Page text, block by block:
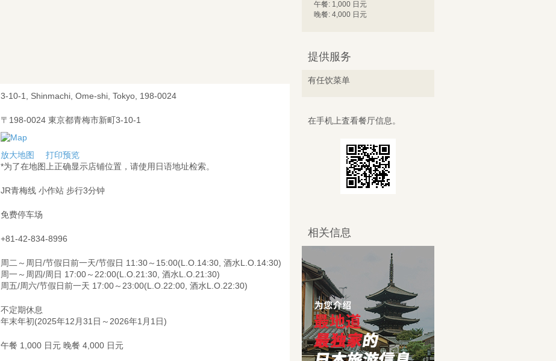
3-10-1, Shinmachi, Ome-shi, Tokyo, 198-0024
〒198-0024 東京都青梅市新町3-10-1
放大地图
打印预览
*为了在地图上正确显示店铺位置，请使用日语地址检索。
JR青梅线 小作站 步行3分钟
免费停车场
+81-42-834-8996
周二～周日/节假日前一天/节假日 11:30～15:00(L.O.14:30, 酒水L.O.14:30)
周一～周四/周日 17:00～22:00(L.O.21:30, 酒水L.O.21:30)
周五/周六/节假日前一天 17:00～23:00(L.O.22:00, 酒水L.O.22:30)
不定期休息
年末年初(2025年12月31日～2026年1月1日)
午餐 1,000 日元 晚餐 4,000 日元
午餐: 1,000 日元
晚餐: 4,000 日元
提供服务
有任饮菜单
在手机上査看餐厅信息。
相关信息